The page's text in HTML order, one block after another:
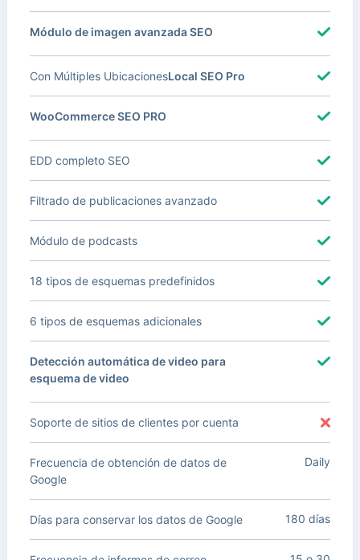
Módulo de imagen avanzada SEO
Local SEO Pro
Con Múltiples Ubicaciones
WooCommerce SEO PRO
EDD completo SEO
Filtrado de publicaciones avanzado
Módulo de podcasts
18 tipos de esquemas predefinidos
6 tipos de esquemas adicionales
Detección automática de video para
esquema de video
Soporte de sitios de clientes por cuenta
Frecuencia de obtención de datos de
Google
Daily
Días para conservar los datos de Google 180 días